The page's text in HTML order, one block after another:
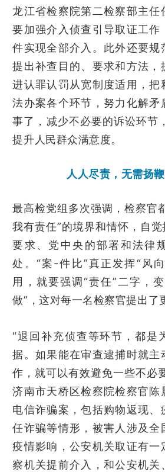
龙江省检察院第二检察部主任
要加强介入侦查引导取证工作
件实现全部介入。此外还要规
提出补查目的、要求和方法，
进认罪认罚从宽制度适用，把
法办案各个环节，努力化解矛
事了，减少不必要的诉讼环节
提升人民群众满意度。
人人尽责，无需扬
最高检党组多次强调，检察官
我有责任”的境界和情怀，自
要求、党中央的部署和法律
处。“案-件比”真正发挥“风
用，就要强调“责任”二字，
做”，这对每一名检察官提出了
“退回补充侦查等环节，都是
据。如果能在审查逮捕时就主
作，就可以有效避免一些不必
济南市天桥区检察院检察官陈
电信诈骗案，包括购物返现、
任诈骗等情形，被害人涉及全
疫情影响，公安机关取证有一
察机关提前介入，和公安机关